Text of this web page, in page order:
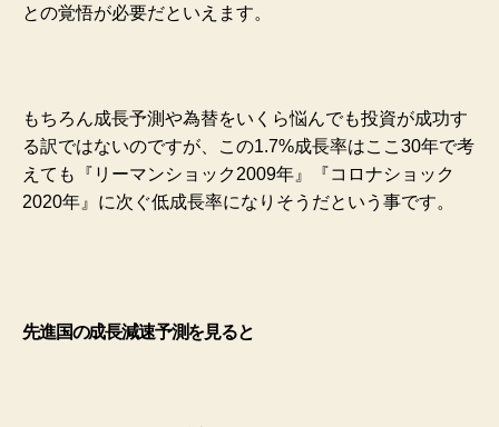
との覚悟が必要だといえます。
もちろん成長予測や為替をいくら悩んでも投資が成功す
る訳ではないのですが、この1.7%成長率はここ30年で考
えても『リーマンショック2009年』『コロナショック
2020年』に次ぐ低成長率になりそうだという事です。
先進国の成長減速予測を見ると